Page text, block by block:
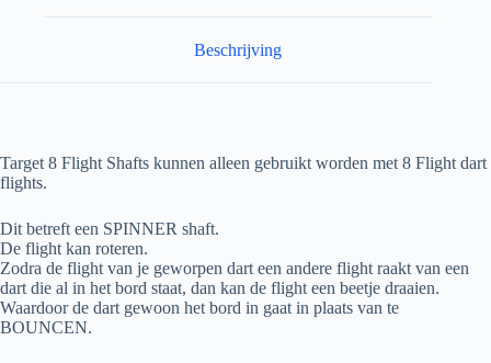
Beschrijving
Target 8 Flight Shafts kunnen alleen gebruikt worden met 8 Flight dart
flights.
Dit betreft een SPINNER shaft.
De flight kan roteren.
Zodra de flight van je geworpen dart een andere flight raakt van een
dart die al in het bord staat, dan kan de flight een beetje draaien.
Waardoor de dart gewoon het bord in gaat in plaats van te
BOUNCEN.